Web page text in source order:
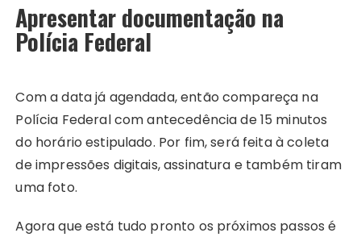
Apresentar documentação na
Polícia Federal
Com a data já agendada, então compareça na
Polícia Federal com antecedência de 15 minutos
do horário estipulado. Por fim, será feita à coleta
de impressões digitais, assinatura e também tiram
uma foto.
Agora que está tudo pronto os próximos passos é